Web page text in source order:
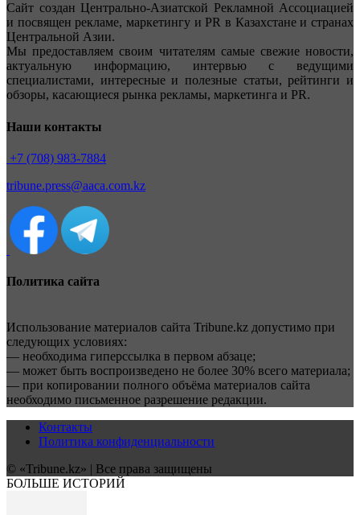
Сайт создан Центрально-Азиатской Рекламной Ассоциацией
и посвящен рекламе, маркетингу и PR в Казахстане и странах
Центральной Азии.
Мы предоставляем своим читателям самые свежие новости,
актуальную информацию, интервью с ведущими
специалистами, интересные и полезные статьи, рейтинги и
обзоры, касающиеся рынка рекламы, маркетинга и PR.
Наши контакты
+7 (708) 983-7884
tribune.press@aaca.com.kz
Политика сайта
Использование материалов сайта Tribune.kz допустимо при
следующих условиях:
— необходима гиперссылка в первом абзаце;
— может быть воспроизведено не более 30% всего материала;
— при копировании полного объёма материалов сайта
необходимо письменное разрешение редакции.
Контакты
Политика конфиденциальности
© «Tribune.kz» | Все права защищены
БОЛЬШЕ ИСТОРИЙ